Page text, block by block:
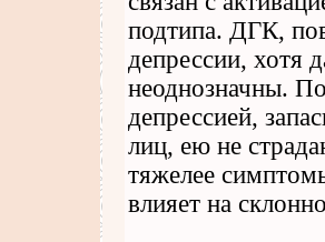
подтипа. ДГК,
депрессии, хотя
неоднозначны.
депрессией,
лиц, ею не
тяжелее
влияет на